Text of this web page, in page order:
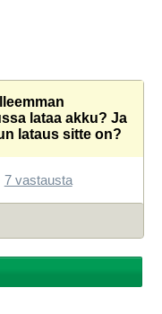
lataa akku? Ja
lataus sitte on?
7 vastausta